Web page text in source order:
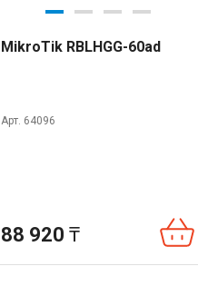
MikroTik RBLHGG-60ad
Арт. 64096
88 920 ₸